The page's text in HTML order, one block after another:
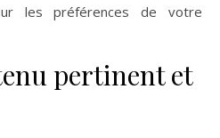
les préférences de votre
pertinent et